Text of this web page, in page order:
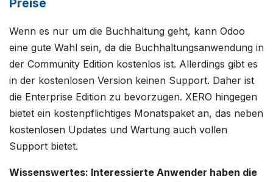
Preise
Wenn es nur um die Buchhaltung geht, kann Odoo
eine gute Wahl sein, da die Buchhaltungsanwendung in
der Community Edition kostenlos ist. Allerdings gibt es
in der kostenlosen Version keinen Support. Daher ist
die Enterprise Edition zu bevorzugen. XERO hingegen
bietet ein kostenpflichtiges Monatspaket an, das neben
kostenlosen Updates und Wartung auch vollen
Support bietet.
Wissenswertes: Interessierte Anwender haben die